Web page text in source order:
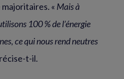
« Mais à
100 % de l’énergie
ce qui nous rend neutres
t-il.